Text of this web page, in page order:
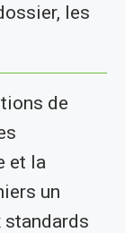
les
de
et la
un
standards